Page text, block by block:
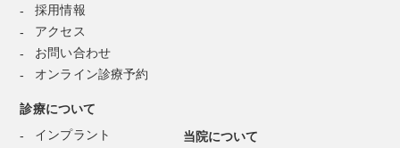
採用情報
アクセス
お問い合わせ
オンライン診療予約
診療について
インプラント
当院について